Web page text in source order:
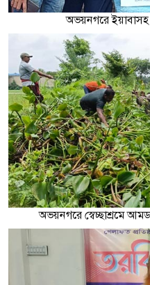
অভয়নগরে
অভয়নগরে স্বেচ্ছাশ্রমে